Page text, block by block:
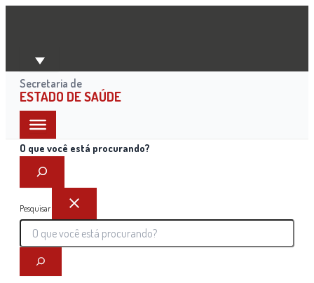
Ir
conteúdo
Secretaria de
ESTADO DE SAÚDE
O que você está procurando?
Pesquisar